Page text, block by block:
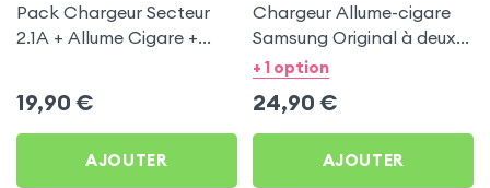
Pack Chargeur Secteur
2.1A + Allume Cigare +
19,90 €
AJOUTER
Chargeur Allume-cigare
Samsung Original à deux
ports USB, charge rapide
+ 1 option
24,90 €
AJOUTER